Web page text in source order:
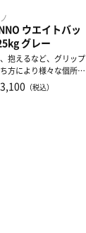
ウエイトバッ
グレー
抱えるなど、グリップ
方により様々な個所の
ニングが可能となり、
（税込）